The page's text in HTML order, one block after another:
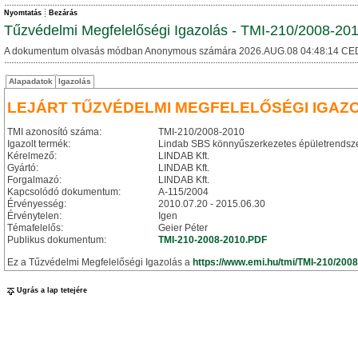
Nyomtatás Bezárás
Tűzvédelmi Megfelelőségi Igazolás - TMI-210/2008-
A dokumentum olvasás módban Anonymous számára 2026.AUG.08 04:48:14
Alapadatok Igazolás
LEJÁRT TŰZVÉDELMI MEGFELELŐSÉGI
TMI azonosító száma:
TMI-210/2008-2010
Igazolt termék:
Lindab SBS könnyűszerkezetes
Kérelmező:
LINDAB Kft.
Gyártó:
LINDAB Kft.
Forgalmazó:
LINDAB Kft.
Kapcsolódó dokumentum:
A-115/2004
Érvényesség:
2010.07.20 - 2015.06.30
Érvénytelen:
Igen
Témafelelős:
Geier Péter
Publikus dokumentum:
TMI-210-2008-2010.PDF
Ez a Tűzvédelmi Megfelelőségi Igazolás a https://www.emi.hu/tmi/TMI-210/
Ugrás a lap tetejére